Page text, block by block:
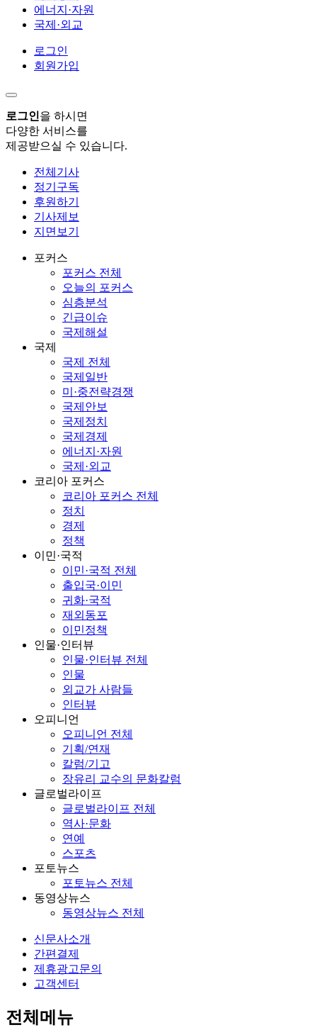
에너지·자원
국제·외교
로그인
회원가입
로그인을 하시면
다양한 서비스를
제공받으실 수 있습니다.
전체기사
정기구독
후원하기
기사제보
지면보기
포커스
포커스 전체
오늘의 포커스
심층분석
긴급이슈
국제해설
국제
국제 전체
국제일반
미·중전략경쟁
국제안보
국제정치
국제경제
에너지·자원
국제·외교
코리아 포커스
코리아 포커스 전체
정치
경제
정책
이민·국적
이민·국적 전체
출입국·이민
귀화·국적
재외동포
이민정책
인물·인터뷰
인물·인터뷰 전체
인물
외교가 사람들
인터뷰
오피니언
오피니언 전체
기획/연재
칼럼/기고
장유리 교수의 문화칼럼
글로벌라이프
글로벌라이프 전체
역사·문화
연예
스포츠
포토뉴스
포토뉴스 전체
동영상뉴스
동영상뉴스 전체
신문사소개
간편결제
제휴광고문의
고객센터
전체메뉴